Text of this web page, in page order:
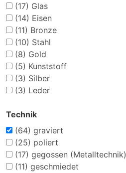
(17) Glas
(14) Eisen
(11) Bronze
(10) Stahl
(8) Gold
(5) Kunststoff
(3) Silber
(3) Leder
Technik
(64) graviert
(25) poliert
(17) gegossen (Metalltechnik)
(11) geschmiedet